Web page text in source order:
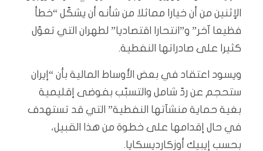
الإثنين من أن خيارا مماثلا من شأنه أن يشكّل “خطأ
فظيعا آخر” و”انتحارا اقتصاديا” لطهران التي تعوّل
كثيرا على صادراتها النفطية.
ويسود اعتقاد في بعض الأوساط المالية بأن “إيران
ستحجم عن ردّ شامل والتسبّب بفوضى إقليمية
بغية حماية منشآتها النفطية” التي قد تستهدف
في حال إقدامها على خطوة من هذا القبيل،
بحسب إيبيك أوزكارديسكايا.